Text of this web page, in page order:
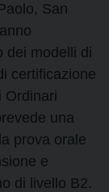
San
dei modelli di
certificazione
Ordinari
una
prova orale
e
di livello B2.